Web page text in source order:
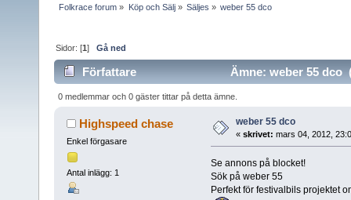
Folkrace forum » Köp och Sälj» Säljes » weber 55 dco
Sidor: [1]Gå ned
Författare Ämne: weber 55 dco
0 medlemmar och 0 gäster tittar på detta ämne.
Highspeed chase
Enkel förgasare
Antal inlägg: 1
weber 55 dco
« skrivet: mars 04, 2012,
Se annons på blocket!
Sök på weber 55
Perfekt för festivalbils projektet